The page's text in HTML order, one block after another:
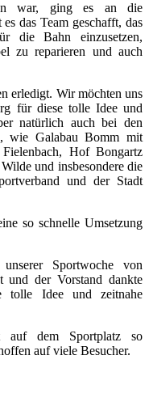
war, ging es an die
das Team geschafft, das
die Bahn einzusetzen,
zu reparieren und auch
erledigt. Wir möchten uns
für diese tolle Idee und
natürlich auch bei den
wie Galabau Bomm mit
Hof Bongartz
und insbesondere die
und der Stadt
so schnelle Umsetzung
Sportwoche von
und der Vorstand dankte
tolle Idee und zeitnahe
auf dem Sportplatz so
auf viele Besucher.